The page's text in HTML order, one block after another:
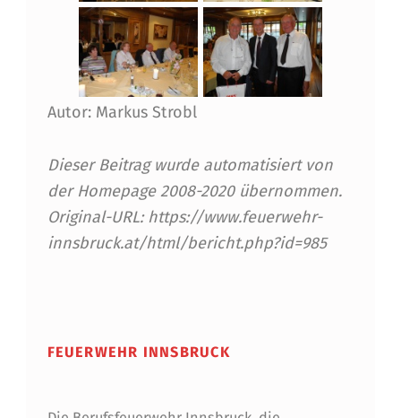
Autor: Markus Strobl
Dieser Beitrag wurde automatisiert von
der Homepage 2008-2020 übernommen.
Original-URL: https://www.feuerwehr-
innsbruck.at/html/bericht.php?id=985
FEUERWEHR INNSBRUCK